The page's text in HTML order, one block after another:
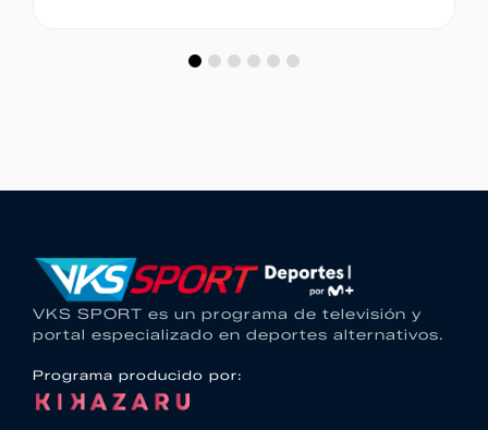
VKS SPORT es un programa de televisión y
portal especializado en deportes alternativos.
Programa producido por: